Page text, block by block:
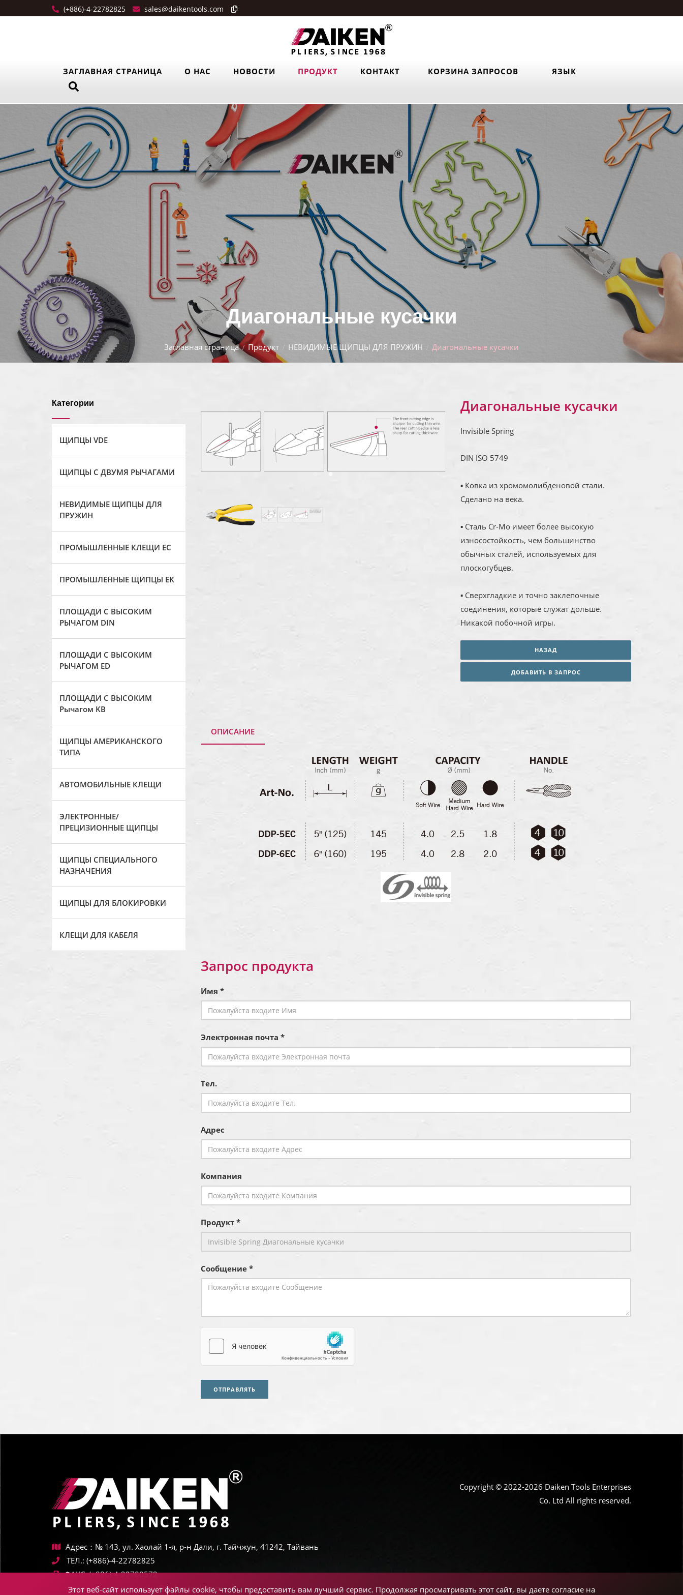
(+886)-4-22782825 sales@daikentools.com
ЗАГЛАВНАЯ СТРАНИЦА О НАС НОВОСТИ ПРОДУКТ КОНТАКТ КОРЗИНА ЗАПРОСОВ ЯЗЫК
Диагональные кусачки
Заглавная страница Продукт НЕВИДИМЫЕ ЩИПЦЫ ДЛЯ ПРУЖИН Диагональные кусачки
Категории
ЩИПЦЫ VDE
ЩИПЦЫ С ДВУМЯ РЫЧАГАМИ
НЕВИДИМЫЕ ЩИПЦЫ ДЛЯ
ПРУЖИН
ПРОМЫШЛЕННЫЕ КЛЕЩИ ЕС
ПРОМЫШЛЕННЫЕ ЩИПЦЫ EK
ПЛОЩАДИ С ВЫСОКИМ
РЫЧАГОМ DIN
ПЛОЩАДИ С ВЫСОКИМ
РЫЧАГОМ ED
ПЛОЩАДИ С ВЫСОКИМ
Рычагом KB
ЩИПЦЫ АМЕРИКАНСКОГО
ТИПА
АВТОМОБИЛЬНЫЕ КЛЕЩИ
ЭЛЕКТРОННЫЕ/
ПРЕЦИЗИОННЫЕ ЩИПЦЫ
ЩИПЦЫ СПЕЦИАЛЬНОГО
НАЗНАЧЕНИЯ
ЩИПЦЫ ДЛЯ БЛОКИРОВКИ
КЛЕЩИ ДЛЯ КАБЕЛЯ
Диагональные кусачки
Invisible Spring
DIN ISO 5749
▪ Ковка из хромомолибденовой стали.
Сделано на века.
▪ Сталь Cr-Mo имеет более высокую
износостойкость, чем большинство
обычных сталей, используемых для
плоскогубцев.
▪ Сверхгладкие и точно заклепочные
соединения, которые служат дольше.
Никакой побочной игры.
НАЗАД
ДОБАВИТЬ В ЗАПРОС
ОПИСАНИЕ
Запрос продукта
Имя *
Электронная почта *
Тел.
Адрес
Компания
Продукт *
Сообщение *
ОТПРАВЛЯТЬ
Адрес：№ 143, ул. Хаолай 1-я, р-н Дали, г. Тайчжун, 41242, Тайвань
ТЕЛ.: (+886)-4-22782825
ФАКС: (+886)-4-22780572
Электронная почта: sales@daikentools.com
Copyright © 2022-2026 Daiken Tools Enterprises
Co. Ltd All rights reserved.
Этот веб-сайт использует файлы cookie, чтобы предоставить вам лучший сервис. Продолжая просматривать этот сайт, вы даете согласие на